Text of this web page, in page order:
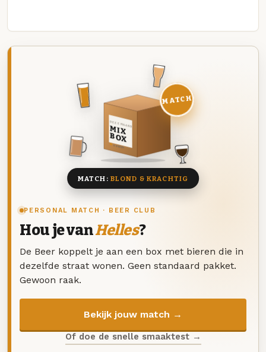
PERSONAL MATCH · BEER CLUB
Hou je vanHelles?
De Beer koppelt je aan een box met bieren die in
dezelfde straat wonen. Geen standaard pakket.
Gewoon raak.
Bekijk jouw match →
Of doe de snelle smaaktest →
DEZE MAAND
MIX
BOX
8 BIEREN
MATCH
MATCH: BLOND & KRACHTIG